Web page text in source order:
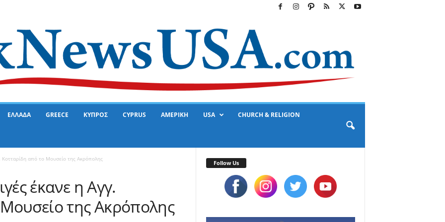
ΕΛΛΑΔΑ GREECE ΚΥΠΡΟΣ CYPRUS ΑΜΕΡΙΚΗ USA CHURCH & RELIGION
Κοτταρίδη από το Μουσείο της Ακρόπολης
έκανε η Αγγ.
της Ακρόπολης
Follow Us